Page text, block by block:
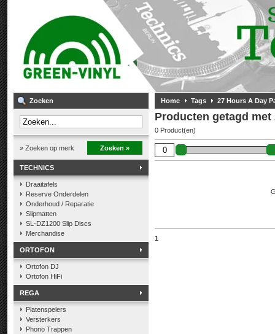
Zoeken
» Zoeken op merk Zoeken »
TECHNICS
Draaitafels
Reserve Onderdelen
Onderhoud / Reparatie
Slipmatten
SL-DZ1200 Slip Discs
Merchandise
ORTOFON
Ortofon DJ
Ortofon HiFi
REGA
Platenspelers
Versterkers
Phono Trappen
Home Tags 27 Hours A Day
Producten getagd met
0 Product(en)
1